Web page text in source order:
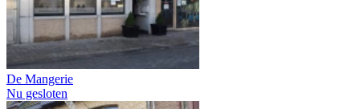
De Mangerie
Nu gesloten